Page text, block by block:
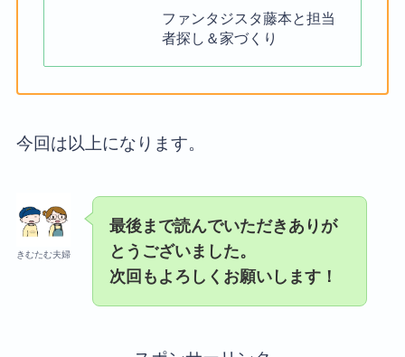
ファンタジスタ藤本と担当
者探し＆家づくり
今回は以上になります。
きむたむ夫婦
最後まで読んでいただきありが
とうございました。
次回もよろしくお願いします！